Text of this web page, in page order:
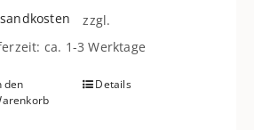
zzgl.
ca. 1-3 Werktage
den
Details